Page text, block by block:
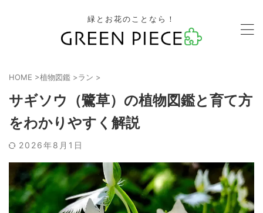
緑とお花のことなら！
HOME >植物図鑑 >ラン >
サギソウ（鷺草）の植物図鑑と育て方
をわかりやすく解説
2026年8月1日